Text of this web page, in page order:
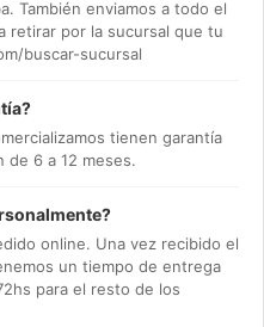
También enviamos a todo el
retirar por la sucursal que tu
buscar-sucursal
tienen garantía
de 6 a 12 meses.
online. Una vez recibido el
un tiempo de entrega
para el resto de los